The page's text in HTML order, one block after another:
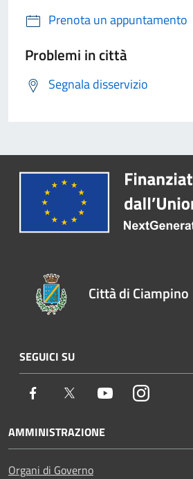
Prenota un appuntamento
Problemi in città
Segnala disservizio
Città di Ciampino
SEGUICI SU
Facebook Twitter YoutubeInstagram
AMMINISTRAZIONE
Organi di Governo